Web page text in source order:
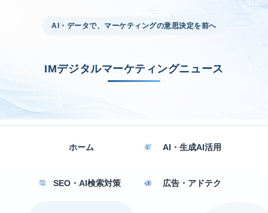
AI・データで、マーケティングの意思決定を前へ
IMデジタルマーケティングニュース
ホーム AI・生成AI活用
SEO・AI検索対策 広告・アドテク